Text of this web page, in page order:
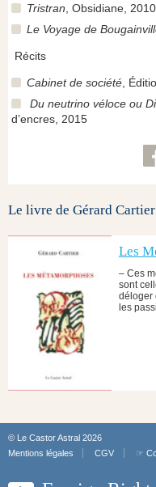
Tristran , Obsidiane, 2010
Le Voyage de
Récits
Cabinet de société ,
Du neutrino véloce ou
d’encres, 2015
Le livre de Gérard
Les
– Ces
sont
déloger
les
© Le Castor Astral 2026
Mentions légales
CGV ☞